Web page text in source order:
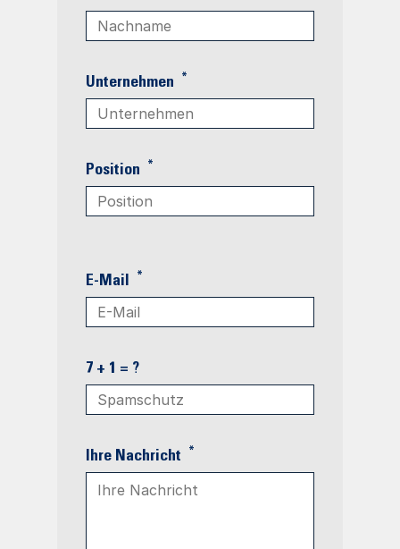
Unternehmen *
Position *
E-Mail *
7 + 1 = ?
Ihre Nachricht *